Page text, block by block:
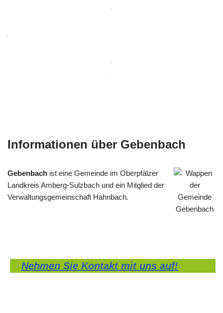
Informationen über Gebenbach
Gebenbach ist eine Gemeinde im Oberpfälzer
Landkreis Amberg-Sulzbach und ein Mitglied der
Verwaltungsgemeinschaft Hahnbach.
Nehmen Sie Kontakt mit uns auf!